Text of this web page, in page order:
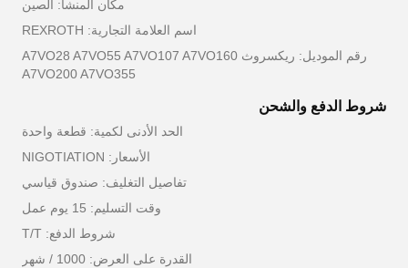
مكان المنشأ: الصين
اسم العلامة التجارية: REXROTH
رقم الموديل: ريكسروث A7VO28 A7VO55 A7VO107 A7VO160
A7VO200 A7VO355
شروط الدفع والشحن
الحد الأدنى لكمية: قطعة واحدة
الأسعار: NIGOTIATION
تفاصيل التغليف: صندوق قياسي
وقت التسليم: 15 يوم عمل
شروط الدفع: T/T
القدرة على العرض: 1000 / شهر